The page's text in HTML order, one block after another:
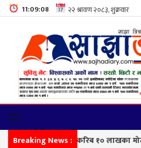
11:09:09
Breaking News :